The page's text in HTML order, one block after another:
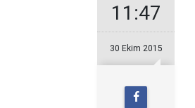
11:47
30 Ekim 2015